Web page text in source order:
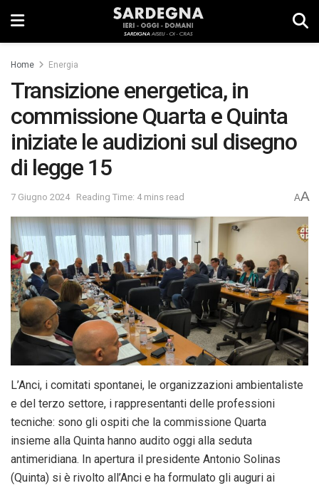
Home Energia
Transizione energetica, in
commissione Quarta e Quinta
iniziate le audizioni sul disegno
di legge 15
7 Giugno 2024 Reading Time: 4 mins read AA
L’Anci, i comitati spontanei, le organizzazioni ambientaliste
e del terzo settore, i rappresentanti delle professioni
tecniche: sono gli ospiti che la commissione Quarta
insieme alla Quinta hanno audito oggi alla seduta
antimeridiana. In apertura il presidente Antonio Solinas
(Quinta) si è rivolto all’Anci e ha formulato gli auguri ai